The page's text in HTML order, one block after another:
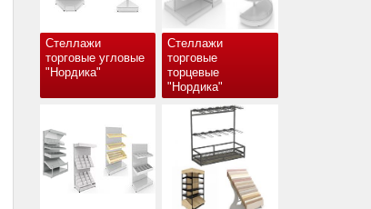
Стеллажи
торговые угловые
"Нордика"
Стеллажи
торговые
торцевые
"Нордика"